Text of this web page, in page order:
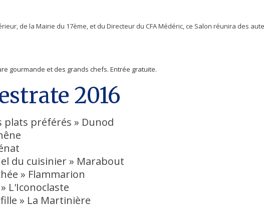
de la Mairie du 17ème, et du Directeur du CFA Médéric, ce Salon réunira des
gourmande et des grands chefs. Entrée gratuite.
2016
plats préférés » Dunod
du cuisinier » Marabout
» Flammarion
L'Iconoclaste
» La Martinière